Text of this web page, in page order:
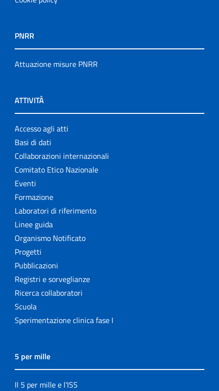
PNRR
Attuazione misure PNRR
ATTIVITÀ
Accesso agli atti
Basi di dati
Collaborazioni internazionali
Comitato Etico Nazionale
Eventi
Formazione
Laboratori di riferimento
Linee guida
Organismo Notificato
Progetti
Pubblicazioni
Registri e sorveglianze
Ricerca collaboratori
Scuola
Sperimentazione clinica fase I
5 per mille
Il 5 per mille e l'ISS